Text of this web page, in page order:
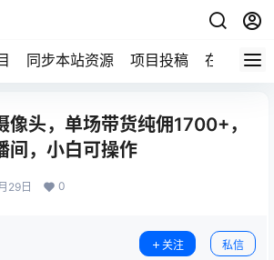
同步本站资源 项目投稿 在线工具
像头，单场带货纯佣1700+，
间，小白可操作
29日 0
关注 私信